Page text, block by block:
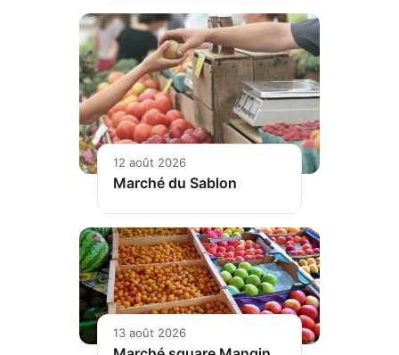
12 août 2026
Marché du Sablon
13 août 2026